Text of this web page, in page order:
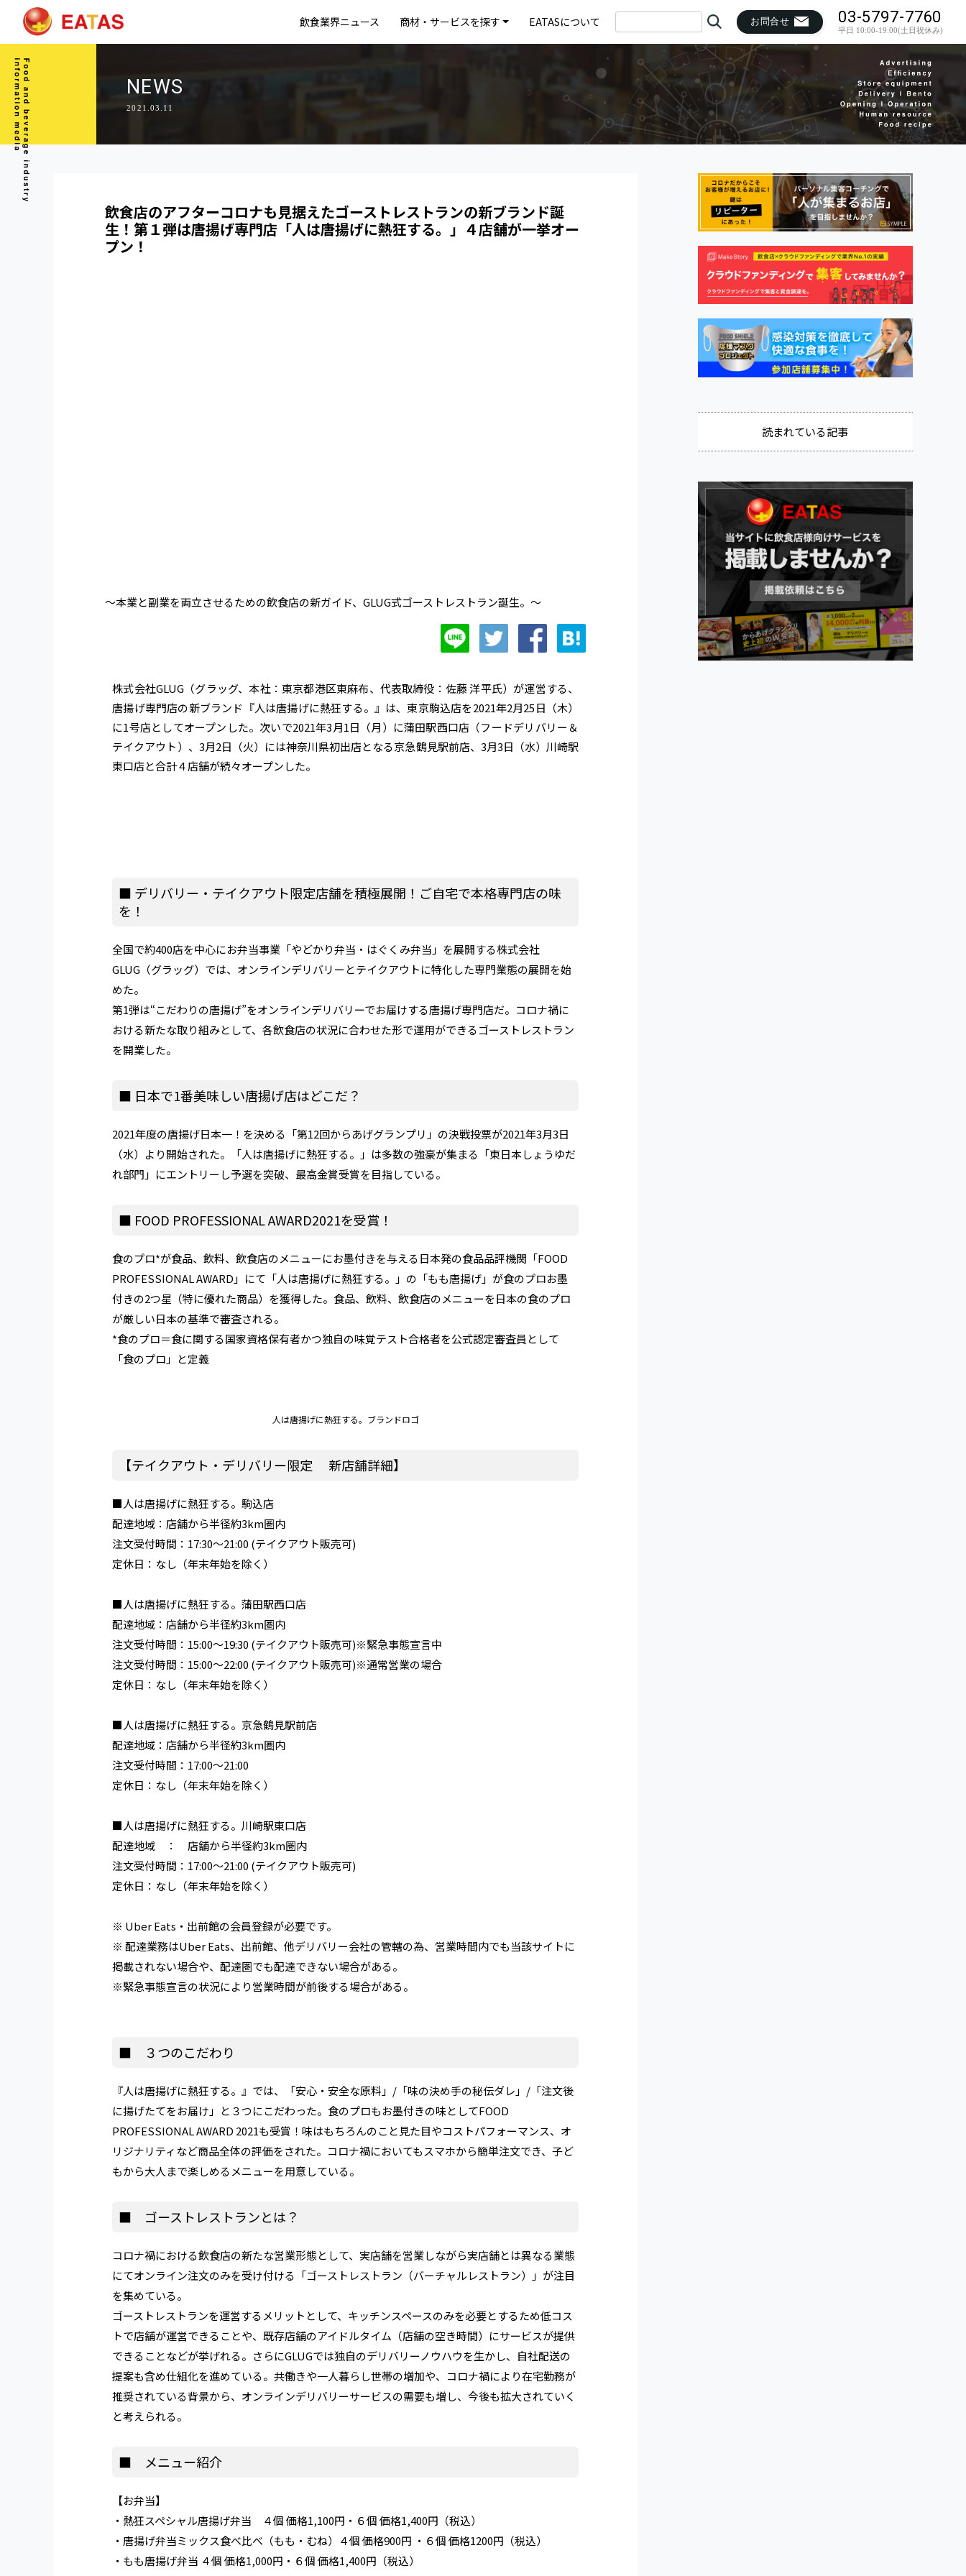
飲食業界ニュース 商材・サービスを探す EATASについて お問合せ 03-5797-7760
平日 10:00-19:00(土日祝休み)
NEWS
2021.03.11
飲食店のアフターコロナも見据えたゴーストレストランの新ブランド誕
生！第１弾は唐揚げ専門店「人は唐揚げに熱狂する。」４店舗が一挙オー
プン！
～本業と副業を両立させるための飲食店の新ガイド、GLUG式ゴーストレストラン誕生。～
株式会社GLUG（グラッグ、本社：東京都港区東麻布、代表取締役：佐藤 洋平氏）が運営する、
唐揚げ専門店の新ブランド『人は唐揚げに熱狂する。』は、東京駒込店を2021年2月25日（木）
に1号店としてオープンした。次いで2021年3月1日（月）に蒲田駅西口店（フードデリバリー＆
テイクアウト）、3月2日（火）には神奈川県初出店となる京急鶴見駅前店、3月3日（水）川崎駅
東口店と合計４店舗が続々オープンした。
■ デリバリー・テイクアウト限定店舗を積極展開！ご自宅で本格専門店の味
を！
全国で約400店を中心にお弁当事業「やどかり弁当・はぐくみ弁当」を展開する株式会社
GLUG（グラッグ）では、オンラインデリバリーとテイクアウトに特化した専門業態の展開を始
めた。
第1弾は“こだわりの唐揚げ”をオンラインデリバリーでお届けする唐揚げ専門店だ。コロナ禍に
おける新たな取り組みとして、各飲食店の状況に合わせた形で運用ができるゴーストレストラン
を開業した。
■ 日本で1番美味しい唐揚げ店はどこだ？
2021年度の唐揚げ日本一！を決める「第12回からあげグランプリ」の決戦投票が2021年3月3日
（水）より開始された。「人は唐揚げに熱狂する。」は多数の強豪が集まる「東日本しょうゆだ
れ部門」にエントリーし予選を突破、最高金賞受賞を目指している。
■ FOOD PROFESSIONAL AWARD2021を受賞！
食のプロ*が食品、飲料、飲食店のメニューにお墨付きを与える日本発の食品品評機関「FOOD
PROFESSIONAL AWARD」にて「人は唐揚げに熱狂する。」の「もも唐揚げ」が食のプロお墨
付きの2つ星（特に優れた商品）を獲得した。食品、飲料、飲食店のメニューを日本の食のプロ
が厳しい日本の基準で審査される。
*食のプロ＝食に関する国家資格保有者かつ独自の味覚テスト合格者を公式認定審査員として
「食のプロ」と定義
人は唐揚げに熱狂する。ブランドロゴ
【テイクアウト・デリバリー限定 新店舗詳細】
■人は唐揚げに熱狂する。駒込店
配達地域：店舗から半径約3km圏内
注文受付時間：17:30〜21:00 (テイクアウト販売可)
定休日：なし（年末年始を除く）
■人は唐揚げに熱狂する。蒲田駅西口店
配達地域：店舗から半径約3km圏内
注文受付時間：15:00〜19:30 (テイクアウト販売可)※緊急事態宣言中
注文受付時間：15:00〜22:00 (テイクアウト販売可)※通常営業の場合
定休日：なし（年末年始を除く）
■人は唐揚げに熱狂する。京急鶴見駅前店
配達地域：店舗から半径約3km圏内
注文受付時間：17:00〜21:00
定休日：なし（年末年始を除く）
■人は唐揚げに熱狂する。川崎駅東口店
配達地域 ： 店舗から半径約3km圏内
注文受付時間：17:00〜21:00 (テイクアウト販売可)
定休日：なし（年末年始を除く）
※ Uber Eats・出前館の会員登録が必要です。
※ 配達業務はUber Eats、出前館、他デリバリー会社の管轄の為、営業時間内でも当該サイトに
掲載されない場合や、配達圏でも配達できない場合がある。
※緊急事態宣言の状況により営業時間が前後する場合がある。
■ ３つのこだわり
『人は唐揚げに熱狂する。』では、「安心・安全な原料」/「味の決め手の秘伝ダレ」/「注文後
に揚げたてをお届け」と３つにこだわった。食のプロもお墨付きの味としてFOOD
PROFESSIONAL AWARD 2021も受賞！味はもちろんのこと見た目やコストパフォーマンス、オ
リジナリティなど商品全体の評価をされた。コロナ禍においてもスマホから簡単注文でき、子ど
もから大人まで楽しめるメニューを用意している。
■ ゴーストレストランとは？
コロナ禍における飲食店の新たな営業形態として、実店舗を営業しながら実店舗とは異なる業態
にてオンライン注文のみを受け付ける「ゴーストレストラン（バーチャルレストラン）」が注目
を集めている。
ゴーストレストランを運営するメリットとして、キッチンスペースのみを必要とするため低コス
トで店舗が運営できることや、既存店舗のアイドルタイム（店舗の空き時間）にサービスが提供
できることなどが挙げれる。さらにGLUGでは独自のデリバリーノウハウを生かし、自社配送の
提案も含め仕組化を進めている。共働きや一人暮らし世帯の増加や、コロナ禍により在宅勤務が
推奨されている背景から、オンラインデリバリーサービスの需要も増し、今後も拡大されていく
と考えられる。
■ メニュー紹介
【お弁当】
・熱狂スペシャル唐揚げ弁当 ４個 価格1,100円・６個 価格1,400円（税込）
・唐揚げ弁当ミックス食べ比べ（もも・むね）４個 価格900円 ・６個 価格1200円（税込）
・もも唐揚げ弁当 ４個 価格1,000円・６個 価格1,400円（税込）
読まれている記事